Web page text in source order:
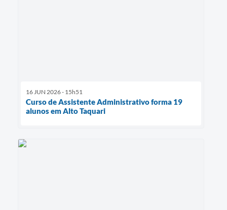
16 JUN 2026 - 15h51
Curso de Assistente Administrativo forma 19
alunos em Alto Taquari